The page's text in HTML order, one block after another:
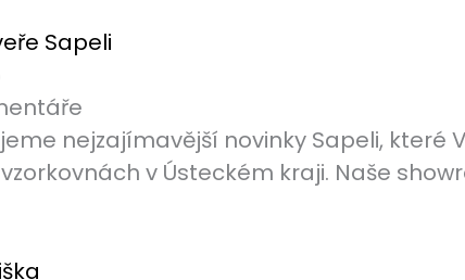
nejzajímavější novinky Sapeli, které
v Ústeckém kraji. Naše